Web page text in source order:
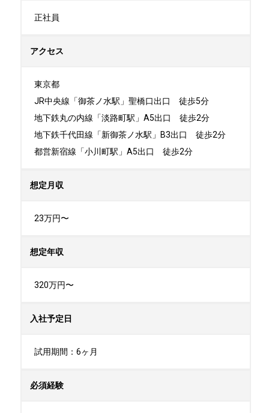
正社員
アクセス
東京都
JR中央線「御茶ノ水駅」聖橋口出口　徒歩5分
地下鉄丸の内線「淡路町駅」A5出口　徒歩2分
地下鉄千代田線「新御茶ノ水駅」B3出口　徒歩2分
都営新宿線「小川町駅」A5出口　徒歩2分
想定月収
23万円〜
想定年収
320万円〜
入社予定日
試用期間：6ヶ月
必須経験